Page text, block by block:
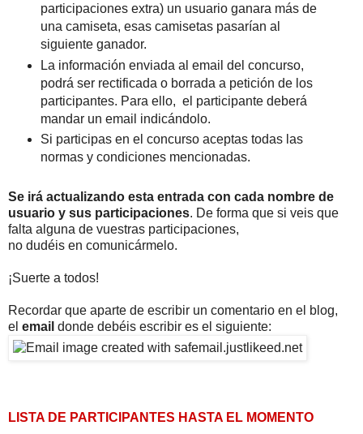
participaciones extra) un usuario ganara más de
una camiseta, esas camisetas pasarían al
siguiente ganador.
La información enviada al email del concurso,
podrá ser rectificada o borrada a petición de los
participantes. Para ello, el participante deberá
mandar un email indicándolo.
Si participas en el concurso aceptas todas las
normas y condiciones mencionadas.
Se irá actualizando esta entrada con cada nombre de
usuario y sus participaciones. De forma que si veis que
falta alguna de vuestras participaciones,
no dudéis en comunicármelo.
¡Suerte a todos!
Recordar que aparte de escribir un comentario en el blog,
el email donde debéis escribir es el siguiente:
LISTA DE PARTICIPANTES HASTA EL MOMENTO